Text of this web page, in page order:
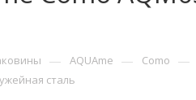
— AQUAme — Como —
сталь